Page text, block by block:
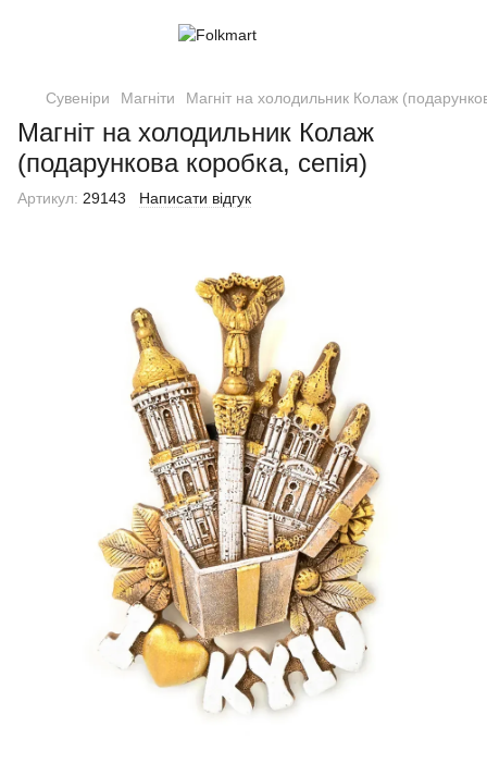
Сувеніри Магніти Магніт на холодильник Колаж
Магніт на холодильник Колаж
(подарункова коробка, сепія)
Артикул: 29143 Написати відгук